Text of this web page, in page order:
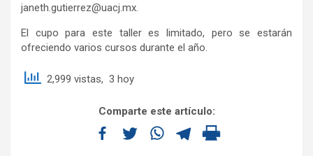
janeth.gutierrez@uacj.mx.
El cupo para este taller es limitado, pero se estarán
ofreciendo varios cursos durante el año.
2,999 vistas, 3 hoy
Comparte este artículo: